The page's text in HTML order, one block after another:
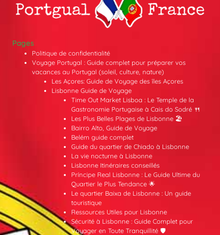
Pages
Politique de confidentialité
Voyage Portugal : Guide complet pour préparer vos
vacances au Portugal (soleil, culture, nature)
Les Açores: Guide de Voyage des îles Açores
Lisbonne Guide de Voyage
Time Out Market Lisboa : Le Temple de la
Gastronomie Portugaise à Cais do Sodré 🍴
Les Plus Belles Plages de Lisbonne 🏖️
Bairro Alto, Guide de Voyage
Belém guide complet
Guide du quartier de Chiado à Lisbonne
La vie nocturne à Lisbonne
Lisbonne Itinéraires conseillés
Príncipe Real Lisbonne : Le Guide Ultime du
Quartier le Plus Tendance 🌟
Le quartier Baixa de Lisbonne : Un guide
touristique
Ressources Utiles pour Lisbonne
Sécurité à Lisbonne : Guide Complet pour
Voyager en Toute Tranquillité 🛡️